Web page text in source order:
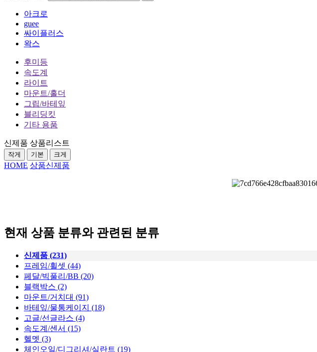
아크로
guee
싸이플러스
왁스
후미등
속도계
라이트
마운트/홀더
그립/바테잎
블리딩킷
기타 용품
신제품 상품리스트
작게 기본 크게
HOME 상품신제품
현재 상품 분류와 관련된 분류
신제품 (231)
프레임/휠셋 (44)
페달/빅풀리/BB (20)
블랙박스 (2)
마운트/거치대 (91)
바테잎/물통케이지 (18)
고글/선글라스 (4)
속도계/센서 (15)
헬멧 (3)
체인오일/디그리셔/실란트 (19)